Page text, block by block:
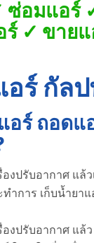
ซ่อมแอร์
✓ ขายแ
อร์ กัล
อร์ ถอดแ
งปรับอากาศ แล้
ทำการ เก็บน้ำยา
งปรับอากาศ แล้ว